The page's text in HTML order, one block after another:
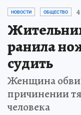
НОВОСТИ ОБЩЕСТВО
ранила
судить
Женщина
причинении
человека